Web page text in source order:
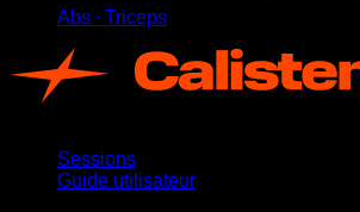
Abs ∙ Triceps
Sessions
Guide utilisateur